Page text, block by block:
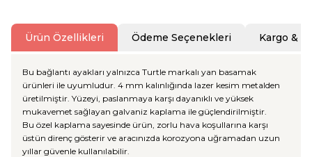
Ürün Özellikleri Ödeme Seçenekleri Kargo &
Bu bağlantı ayakları yalnızca Turtle markalı yan basamak
ürünleri ile uyumludur. 4 mm kalınlığında lazer kesim metalden
üretilmiştir. Yüzeyi, paslanmaya karşı dayanıklı ve yüksek
mukavemet sağlayan galvaniz kaplama ile güçlendirilmiştir.
Bu özel kaplama sayesinde ürün, zorlu hava koşullarına karşı
üstün direnç gösterir ve aracınızda korozyona uğramadan uzun
yıllar güvenle kullanılabilir.